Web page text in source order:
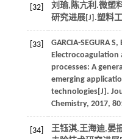
[32]
刘瑜,陈亢利.微塑
研究进展[J].塑料
[33] GARCIA-SEGURA S,
processes: A
emerging
technologies[J].
Chemistry, 2017,
[34]
王钰淇,王海迪,晏